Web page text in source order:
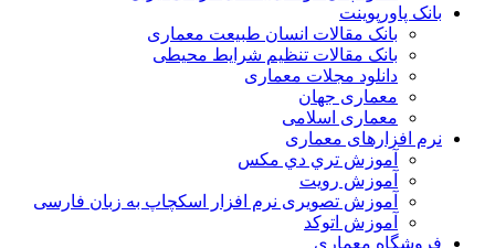
بانک پاورپوینت
بانک مقالات انسان طبیعت معماری
بانک مقالات تنظیم شرایط محیطی
دانلود مجلات معماری
معماری جهان
معماری اسلامی
نرم افزارهای معماری
آﻣﻮزش ﺗﺮي دي ﻣﮑﺲ
آموزش رویت
آموزش تصویری نرم افزار اسکچاپ به زبان فارسی
آموزش اتوکد
فروشگاه معماری